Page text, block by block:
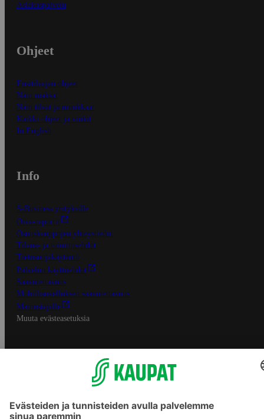
Asiakaspalvelu
Ohjeet
Ensitilaajan ohjeet
Näin maksat
Näin tilaat ja muokkaat
Kaikki ohjeet ja vinkit
In English
Info
S-Business yrityksille
Oiva-raportit
Osuuskauppojen yhteystiedot
Tilaus- ja toimitusehdot
Tietosuojakäytäntö
Palvelun käyttöehdot
Saavutettavuus
Mobiilisovelluksen saavutettavuus
Mainostajalle
Muuta evästeasetuksia
S-ryhmän palvelut
Asiakasomistajuus